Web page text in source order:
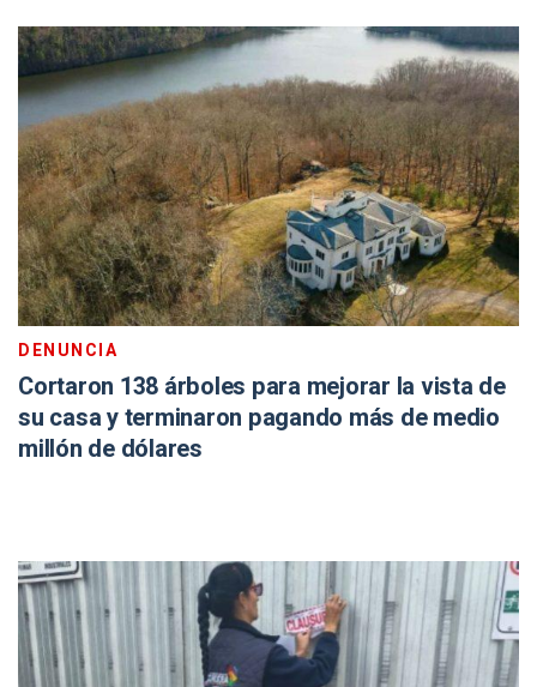
DENUNCIA
Cortaron 138 árboles para mejorar la vista de
su casa y terminaron pagando más de medio
millón de dólares